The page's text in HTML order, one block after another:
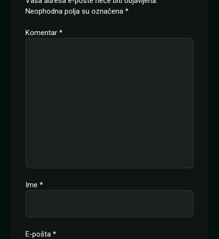
Neophodna polja su označena *
Komentar *
Ime *
E-pošta *